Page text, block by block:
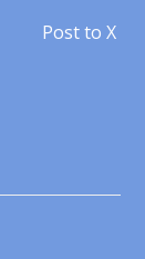
Post to X